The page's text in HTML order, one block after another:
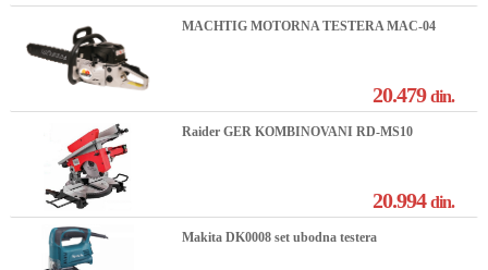
MACHTIG MOTORNA TESTERA MAC-04
20.479din.
Raider GER KOMBINOVANI RD-MS10
20.994din.
Makita DK0008 set ubodna testera